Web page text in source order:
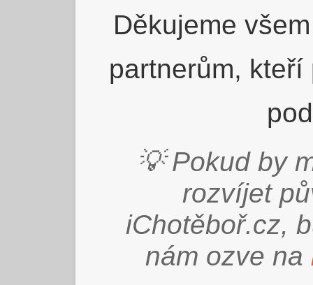
Děkujeme
partnerům,
💡 Pokud by
rozvíjet
iChotěboř.cz,
nám ozve na